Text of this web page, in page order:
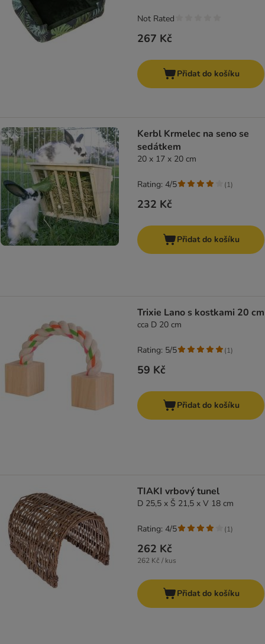
267 Kč
Not Rated
Přidat do košíku
Kerbl Krmelec na seno se
sedátkem
20 x 17 x 20 cm
232 Kč
Rating: 4/5 (1)
Přidat do košíku
Trixie Lano s kostkami 20 cm
cca D 20 cm
59 Kč
Rating: 5/5 (1)
Přidat do košíku
TIAKI vrbový tunel
D 25,5 x Š 21,5 x V 18 cm
262 Kč
262 Kč / kus
Rating: 4/5 (1)
Přidat do košíku